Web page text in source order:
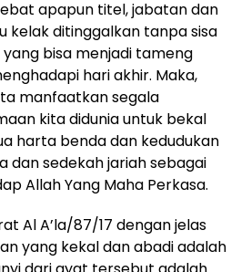
apapun titel, jabatan dan
kelak ditinggalkan tanpa sisa
bisa menjadi tameng
hari akhir. Maka,
manfaatkan segala
kita didunia untuk bekal
harta benda dan kedudukan
dan sedekah jariah sebagai
Allah Yang Maha Perkasa.
Al A’la/87/17 dengan jelas
yang kekal dan abadi adalah